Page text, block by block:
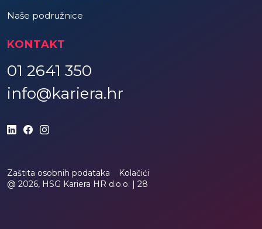
Naše podružnice
KONTAKT
01 2641 350
info@kariera.hr
Zaštita osobnih podataka
Kolačići
@ 2026, HSG Kariera HR d.o.o. | 28